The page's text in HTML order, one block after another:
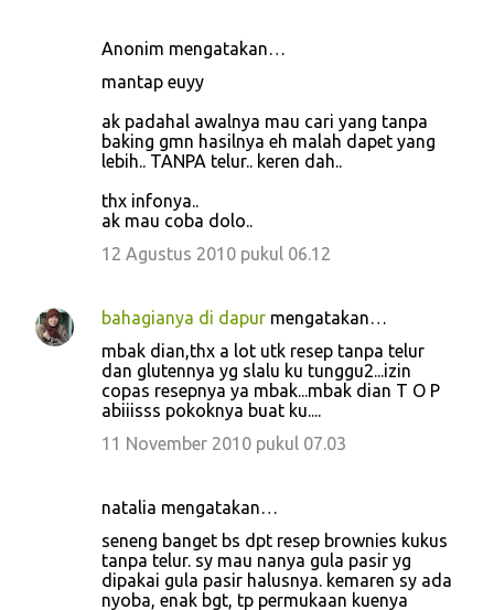
Anonim mengatakan…
mantap euyy
ak padahal awalnya mau cari yang tanpa
baking gmn hasilnya eh malah dapet yang
lebih.. TANPA telur.. keren dah..
thx infonya..
ak mau coba dolo..
12 Agustus 2010 pukul 06.12
bahagianya di dapur mengatakan…
mbak dian,thx a lot utk resep tanpa telur
dan glutennya yg slalu ku tunggu2...izin
copas resepnya ya mbak...mbak dian T O P
abiiisss pokoknya buat ku....
11 November 2010 pukul 07.03
natalia mengatakan…
seneng banget bs dpt resep brownies kukus
tanpa telur. sy mau nanya gula pasir yg
dipakai gula pasir halusnya. kemaren sy ada
nyoba, enak bgt, tp permukaan kuenya